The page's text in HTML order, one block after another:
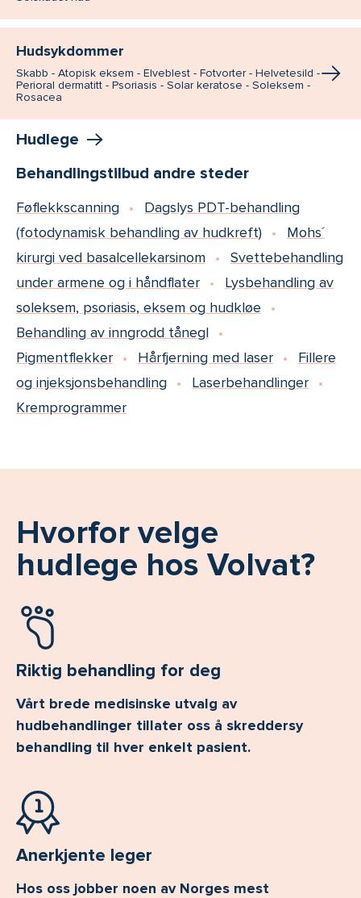
Hudsykdommer
Skabb - Atopisk eksem - Elveblest - Fotvorter - Helvetesild -
Perioral dermatitt - Psoriasis - Solar keratose - Soleksem -
Rosacea
Hudlege
Behandlingstilbud andre steder
Føflekkscanning
Dagslys PDT-behandling
(fotodynamisk behandling av hudkreft)
Mohs´
kirurgi ved basalcellekarsinom
Svettebehandling
under armene og i håndflater
Lysbehandling av
soleksem, psoriasis, eksem og hudkløe
Behandling av inngrodd tånegl
Pigmentflekker
Hårfjerning med laser
Fillere
og injeksjonsbehandling
Laserbehandlinger
Kremprogrammer
Hvorfor velge
hudlege hos Volvat?
Riktig behandling for deg
Vårt brede medisinske utvalg av
hudbehandlinger tillater oss å skreddersy
behandling til hver enkelt pasient.
Anerkjente leger
Hos oss jobber noen av Norges mest